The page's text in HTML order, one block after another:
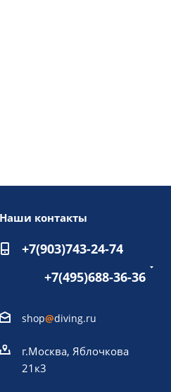
Наши контакты
+7(903)743-24-74
+7(495)688-36-36
shop@diving.ru
г.Москва, Яблочкова
21к3